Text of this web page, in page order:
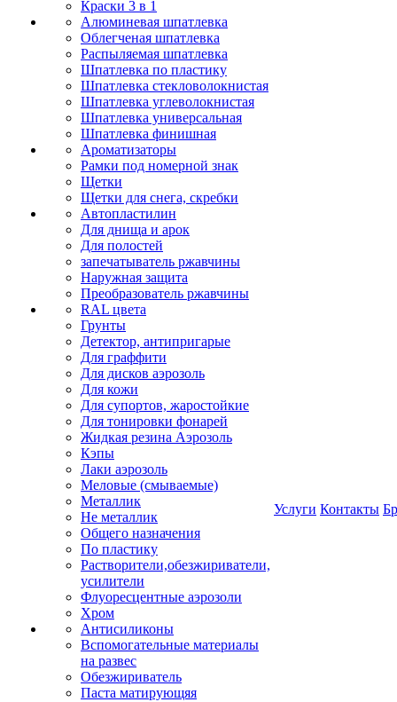
Краски 3 в 1
Алюминевая шпатлевка
Облегченая шпатлевка
Распыляемая шпатлевка
Шпатлевка по пластику
Шпатлевка стекловолокнистая
Шпатлевка углеволокнистая
Шпатлевка универсальная
Шпатлевка финишная
Ароматизаторы
Рамки под номерной знак
Щетки
Щетки для снега, скребки
Автопластилин
Для днища и арок
Для полостей
запечатыватель ржавчины
Наружная защита
Преобразователь ржавчины
RAL цвета
Грунты
Детектор, антипригарые
Для граффити
Для дисков аэрозоль
Для кожи
Для супортов, жаростойкие
Для тонировки фонарей
Жидкая резина Аэрозоль
Кэпы
Лаки аэрозоль
Меловые (смываемые)
Металлик
Не металлик
Общего назначения
По пластику
Растворители,обезжириватели,
усилители
Флуоресцентные аэрозоли
Хром
Антисиликоны
Вспомогательные материалы
на развес
Обезжириватель
Паста матирующяя
Услуги Контакты